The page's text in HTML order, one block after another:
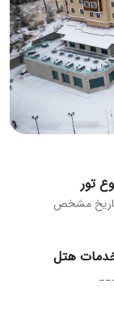
تور
مشخص
هتل